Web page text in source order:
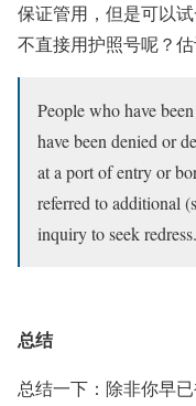
保证管用，但是可以
不直接用护照号呢？
People who have
have been denied or
at a port of entry or
referred to additional
inquiry to seek redress.
总结
总结一下：除非你早